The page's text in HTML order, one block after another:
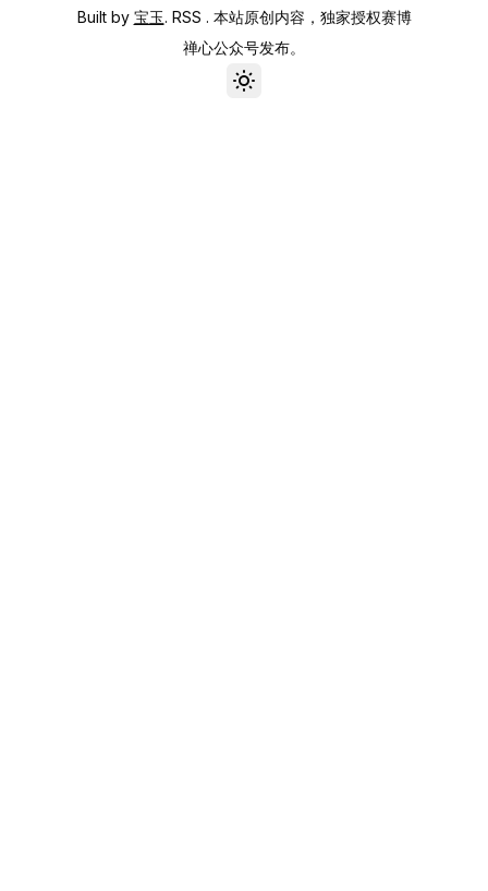
Built by 宝玉. RSS . 本站原创内容，独家授权赛博
禅心公众号发布。
Toggle theme